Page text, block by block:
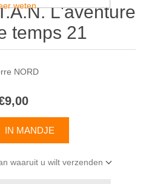
L'aventure
temps 21
NORD
waaruit u wilt verzenden
weten